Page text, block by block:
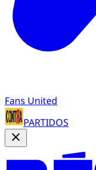
Fans United
PARTIDOS